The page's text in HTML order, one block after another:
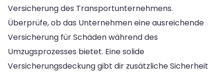
Versicherung des Transportunternehmens.
Überprüfe, ob das Unternehmen eine ausreichende
Versicherung für Schäden während des
Umzugsprozesses bietet. Eine solide
Versicherungsdeckung gibt dir zusätzliche Sicherheit